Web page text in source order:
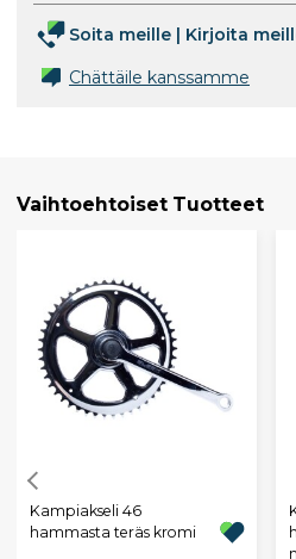
Soita meille | Kirjoita
Chättäile kanssamme
Vaihtoehtoiset Tuotteet
Kampiakseli 46
hammasta teräs kromi